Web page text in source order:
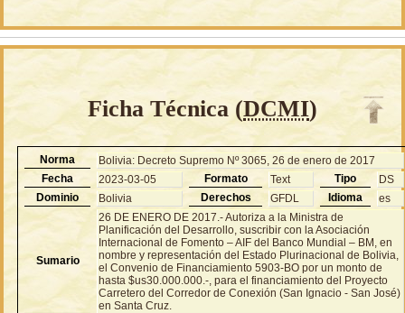
Ficha Técnica (DCMI)
Norma
Bolivia: Decreto Supremo Nº 3065, 26 de enero de 2017
Fecha
2023-03-05 Formato Text Tipo
DS
Dominio
Bolivia Derechos GFDL Idioma es
Sumario
26 DE ENERO DE 2017.- Autoriza a la Ministra de
Planificación del Desarrollo, suscribir con la Asociación
Internacional de Fomento – AIF del Banco Mundial – BM, en
nombre y representación del Estado Plurinacional de Bolivia,
el Convenio de Financiamiento 5903-BO por un monto de
hasta $us30.000.000.-, para el financiamiento del Proyecto
Carretero del Corredor de Conexión (San Ignacio - San José)
en Santa Cruz.